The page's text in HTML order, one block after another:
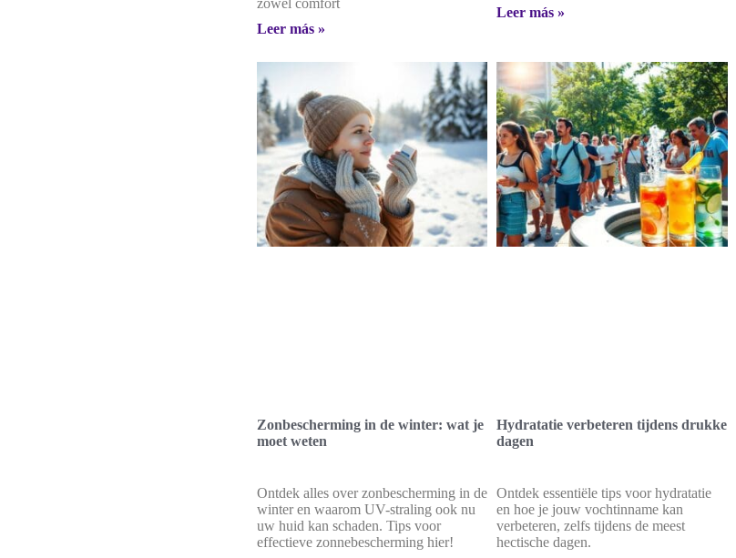
Leer más »
Leer más »
Zonbescherming in de winter: wat je
moet weten
Ontdek alles over zonbescherming in de
winter en waarom UV-straling ook nu
uw huid kan schaden. Tips voor
effectieve zonnebescherming hier!
Hydratatie verbeteren tijdens drukke
dagen
Ontdek essentiële tips voor hydratatie
en hoe je jouw vochtinname kan
verbeteren, zelfs tijdens de meest
hectische dagen.